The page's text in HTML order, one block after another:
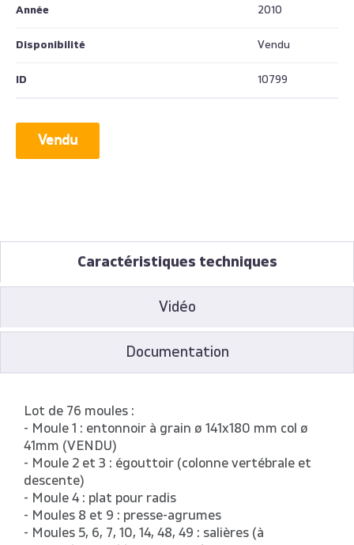
Année 2010
Disponibilité Vendu
ID 10799
Vendu
Caractéristiques techniques
Vidéo
Documentation
Lot de 76 moules :
- Moule 1 : entonnoir à grain ø 141x180 mm col ø
41mm (VENDU)
- Moule 2 et 3 : égouttoir (colonne vertébrale et
descente)
- Moule 4 : plat pour radis
- Moules 8 et 9 : presse-agrumes
- Moules 5, 6, 7, 10, 14, 48, 49 : salières (à